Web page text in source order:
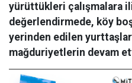
yürüttükleri çalışmalara
değerlendirmede, köy
yerinden edilen
mağduriyetlerin devam